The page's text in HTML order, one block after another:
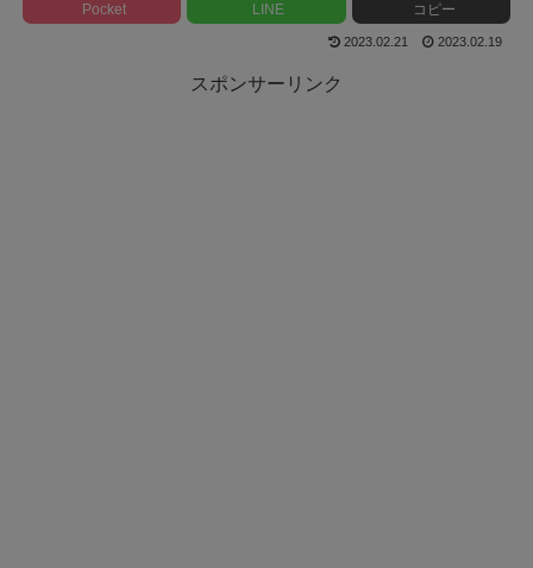
Pocket LINE コピー
2023.02.21 2023.02.19
スポンサーリンク